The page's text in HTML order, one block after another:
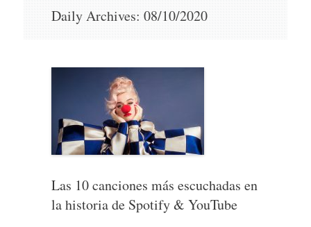
Daily Archives: 08/10/2020
Las 10 canciones más escuchadas en
la historia de Spotify & YouTube